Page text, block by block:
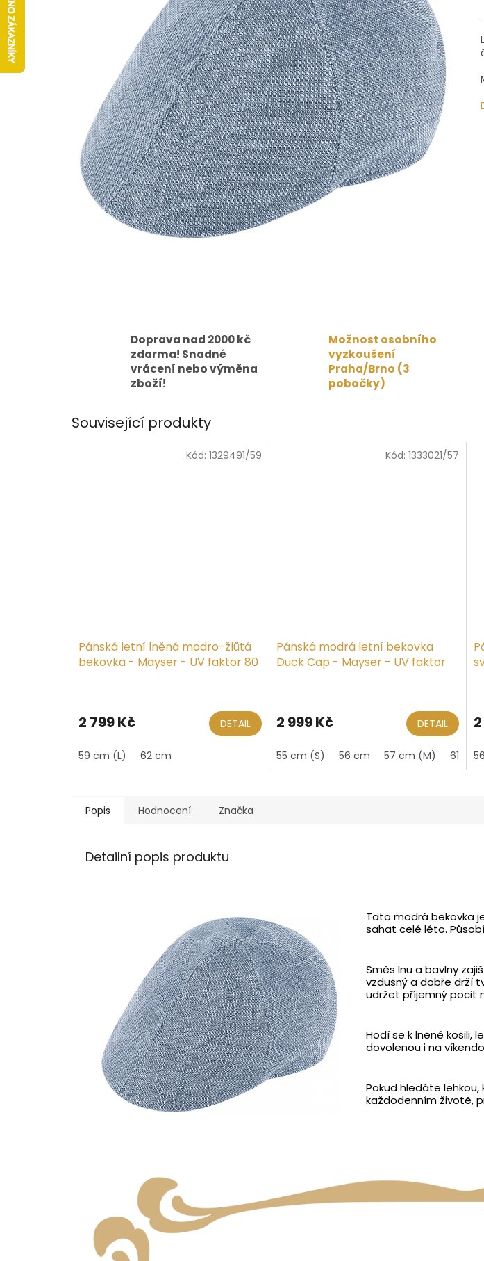
Doprava nad 2000 kč
zdarma! Snadné
vrácení nebo výměna
zboží!
Možnost osobního
vyzkoušení
Praha/Brno (3
pobočky)
Související produkty
Pánská letní lněná modro-žlůtá
bekovka - Mayser - UV faktor 80
2 799 Kč DETAIL
59 cm (L) 62 cm
Kód: 1329491/59
Pánská modrá letní bekovka
Duck Cap - Mayser - UV faktor
2 999 Kč DETAIL
55 cm (S) 56 cm 57 cm (M) 61 cm
Kód: 1333021/57
Popis Hodnocení Značka
Detailní popis produktu
Tato modrá bekovka
sahat celé léto.
Směs lnu a bavlny
vzdušný a dobře drží
udržet příjemný pocit
Hodí se k lněné košili,
dovolenou i na
Pokud hledáte
každodenním životě,